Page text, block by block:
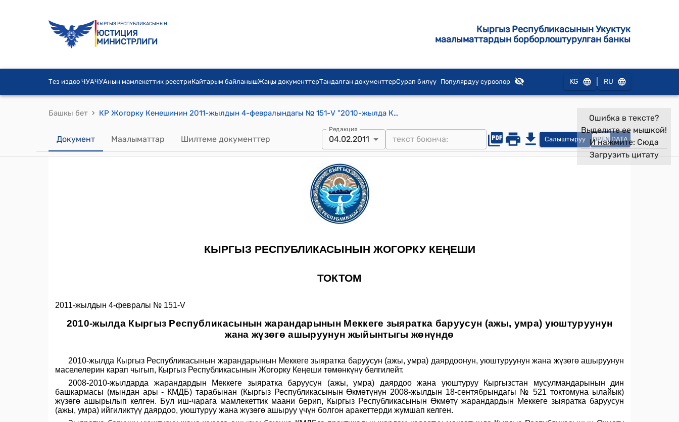
КЫРГЫЗ РЕСПУБЛИКАСЫНЫН
ЮСТИЦИЯ
МИНИСТРЛИГИ
Кыргыз Республикасынын Укуктук
маалыматтардын борборлоштурулган банкы
Тез издөө ЧУАЧУАнын мамлекеттик реестриКайтарым байланышЖаңы документтерТандалган документтерСурап билүү Популярдуу суроолор KG RU
Башкы бет › КР Жогорку Кенешинин 2011-жылдын 4-февралындагы № 151-V "2010-жылда Кыргыз Республикасынын жарандарынын Меккеге зыяратка баруусун (ажы, умра) уюштуруунун жана жүзөгө ашыруунун жыйынтыгы жөнүндө" токтому
Документ Маалыматтар Шилтеме документтер
Редакция
04.02.2011 Салыштыруу OPEN DATA
Ошибка в тексте?
Выделите ее мышкой!
И нажмите: Сюда
Загрузить цитату